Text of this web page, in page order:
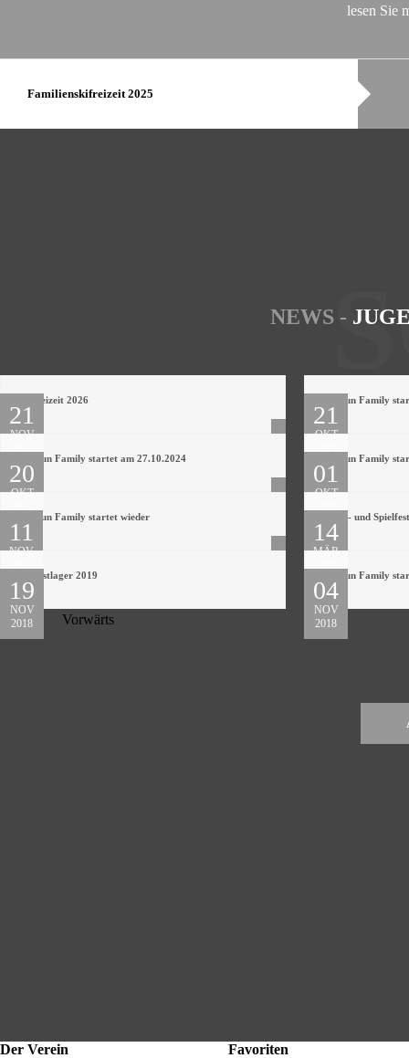
lesen Sie
Familienskifreizeit 2025
NEWS -
21
NOV
Skifreizeit 2026
21
OKT
Fit Fun Family
20
OKT
Fit Fun Family startet am 27.10.2024
01
OKT
Fit Fun Family
11
NOV
Fit Fun Family startet wieder
14
MÄR
Sport- und
19
NOV
2018
Pfingstlager 2019
04
NOV
2018
Fit Fun Family
1 Vorwärts
Der Verein
Favoriten